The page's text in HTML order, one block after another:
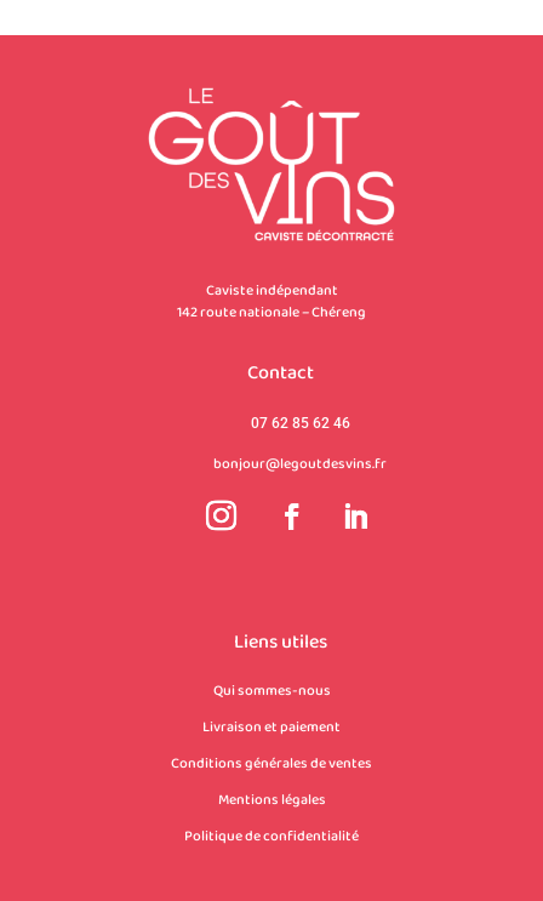
Caviste indépendant
142 route nationale – Chéreng
Contact
07 62 85 62 46
bonjour@legoutdesvins.fr
Liens utiles
Qui sommes-nous
Livraison et paiement
Conditions générales de ventes
Mentions légales
Politique de confidentialité